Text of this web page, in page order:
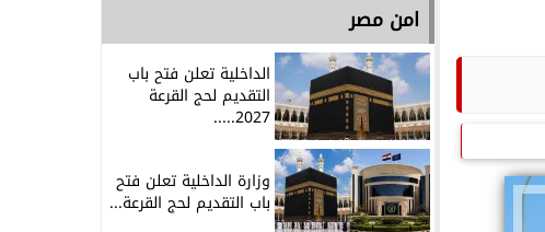
امن مصر
الداخلية تعلن فتح باب
التقديم لحج القرعة
2027.....
وزارة الداخلية تعلن فتح
باب التقديم لحج القرعة...